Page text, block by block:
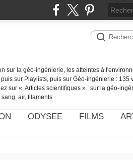
sur la géo-ingénierie, les atteintes à
sur Playlists, puis sur Géo-ingénierie : 135
sur « Articles scientifiques » : sur la géo-
air, filaments
ODYSEE FILMS